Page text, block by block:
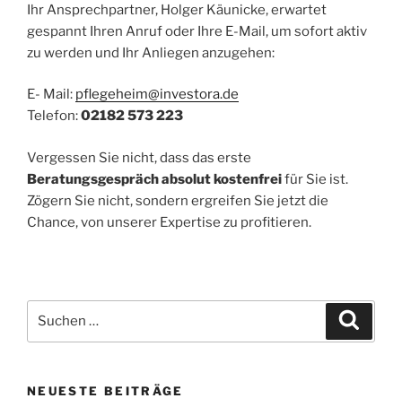
Ihr Ansprechpartner, Holger Käunicke, erwartet
gespannt Ihren Anruf oder Ihre E-Mail, um sofort aktiv
zu werden und Ihr Anliegen anzugehen:
E- Mail: pflegeheim@investora.de
Telefon:02182 573 223
Vergessen Sie nicht, dass das erste
Beratungsgespräch absolut kostenfreifür Sie ist.
Zögern Sie nicht, sondern ergreifen Sie jetzt die
Chance, von unserer Expertise zu profitieren.
nach:
NEUESTE BEITRÄGE